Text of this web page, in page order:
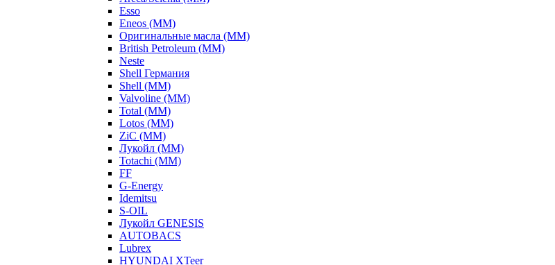
Esso
Eneos (ММ)
Оригинальные масла (ММ)
British Petroleum (ММ)
Neste
Shell Германия
Shell (ММ)
Valvoline (ММ)
Total (ММ)
Lotos (ММ)
ZiC (ММ)
Лукойл (ММ)
Totachi (MM)
FF
G-Energy
Idemitsu
S-OIL
Лукойл GENESIS
AUTOBACS
Lubrex
HYUNDAI XTeer